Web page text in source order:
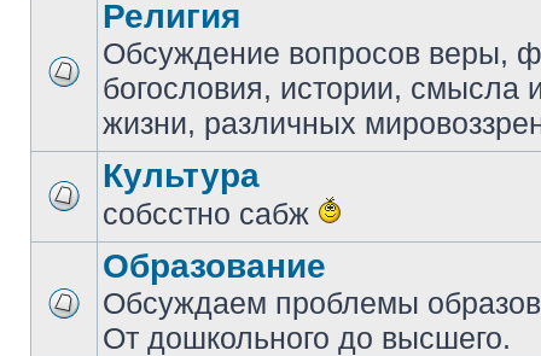
Религия
Обсуждение вопросов веры,
богословия, истории, смысла
жизни, различных
Культура
собсстно сабж
Образование
Обсуждаем проблемы
От дошкольного до высшего.